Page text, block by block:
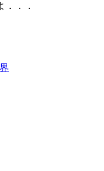
．．．